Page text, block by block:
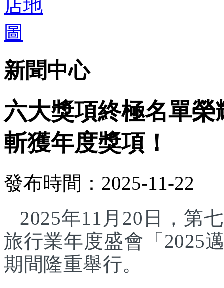
新聞中心
六大獎項終極名單
斬獲年度獎項！
發布時間：2025-11-22
2025年11月20日，第
旅行業年度盛會「2025
期間隆重舉行。